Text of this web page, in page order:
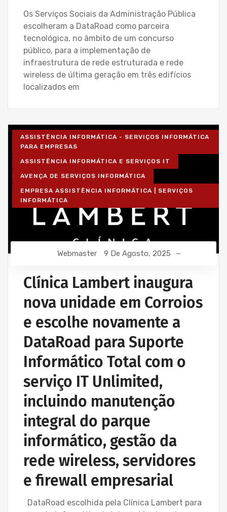
Os Serviços Sociais da Administração Pública
escolheram a DataRoad como parceira
tecnológica, no âmbito de um concurso
público, para a implementação de
infraestrutura de rede estruturada e rede
wireless de última geração em três edifícios
localizados em
ASSISTÊNCIA INFORMÁTICA - SERVIÇOS INFORMÁTICA
PARA EMPRESAS
ASSISTÊNCIA INFORMÁTICA E SERVIÇOS IT
AVENÇA DE SERVIÇOS INFORMÁTICA
EMPRESA ASSISTÊNCIA INFORMÁTICA | SERVIÇOS
INFORMÁTICA
Webmaster 9 De Agosto, 2025
Clínica Lambert inaugura
nova unidade em Corroios
e escolhe novamente a
DataRoad para Suporte
Informático Total com o
serviço IT Unlimited,
incluindo manutenção
integral do parque
informático, gestão da
rede wireless, servidores
e firewall empresarial
DataRoad escolhida pela Clínica Lambert para